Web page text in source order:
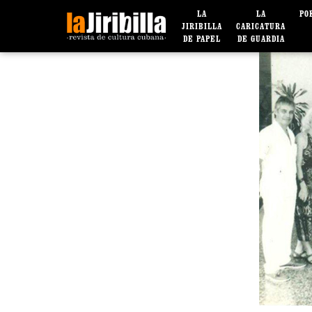
LA
JIRIBILLA
DE PAPEL
LA
CARICATURA
DE GUARDIA